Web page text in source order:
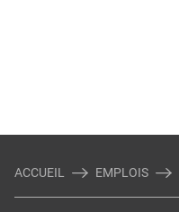
ACCUEIL EMPLOIS